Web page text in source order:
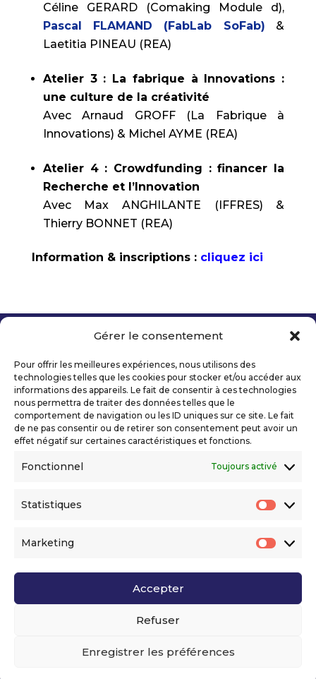
Gérer le consentement
Pour offrir les meilleures expériences, nous utilisons des
technologies telles que les cookies pour stocker et/ou accéder aux
informations des appareils. Le fait de consentir à ces technologies
nous permettra de traiter des données telles que le
comportement de navigation ou les ID uniques sur ce site. Le fait
de ne pas consentir ou de retirer son consentement peut avoir un
effet négatif sur certaines caractéristiques et fonctions.
Fonctionnel Toujours activé
Statistiques
Marketing
Accepter
Refuser
Enregistrer les préférences
Céline GERARD (Comaking Module d),
Pascal FLAMAND (FabLab SoFab)
&
Laetitia PINEAU (REA)
Atelier 3 : La fabrique à Innovations :
une culture de la créativité
Avec Arnaud GROFF (La Fabrique à
Innovations) & Michel AYME (REA)
Atelier 4 : Crowdfunding : financer la
Recherche et l’Innovation
Avec Max ANGHILANTE (IFFRES) &
Thierry BONNET (REA)
Information & inscriptions : cliquez ici
Mentions légales
Politique de confidentialité
Déclaration d’accessibilité numérique
Ils nous soutiennent
Voir l’ensemble de nos partenaires